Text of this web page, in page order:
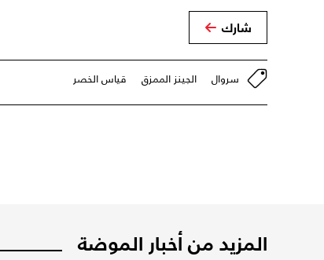
شارك
سروال الجينز الممزق قياس الخصر
المزيد من أخبار الموضة